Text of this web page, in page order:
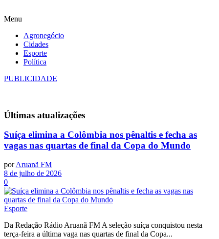
Menu
Agronegócio
Cidades
Esporte
Política
PUBLICIDADE
Últimas atualizações
Suíça elimina a Colômbia nos pênaltis e fecha as
vagas nas quartas de final da Copa do Mundo
por Aruanã FM
8 de julho de 2026
0
Esporte
Da Redação Rádio Aruanã FM A seleção suíça conquistou nesta
terça-feira a última vaga nas quartas de final da Copa...